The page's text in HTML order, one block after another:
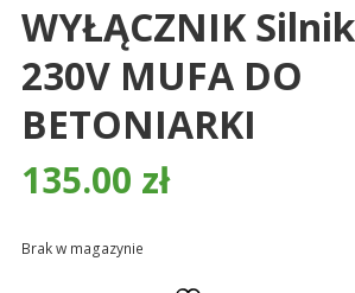
betoniarek,
maszyn
rolniczych,
także
zamienne.
WYŁĄCZNIK
230V MUFA DO
BETONIARKI
135.00 zł
Brak w magazynie